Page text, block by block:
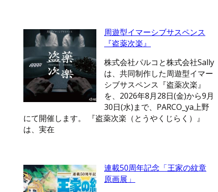
周遊型イマーシブサスペンス
『盗薬次楽』
株式会社パルコと株式会社Sally
は、共同制作した周遊型イマー
シブサスペンス『盗薬次楽』
を、2026年8月28日(金)から9月
30日(水)まで、PARCO_ya上野
にて開催します。 『盗薬次楽（とうやくじらく）』
は、実在
連載50周年記念「王家の紋章
原画展」